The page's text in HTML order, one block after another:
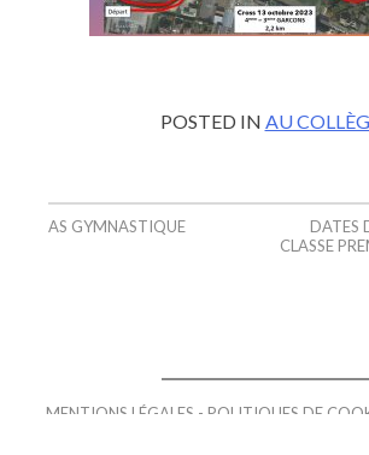
POSTED IN AU
DATES
CLASSE
AS GYMNASTIQUE
MENTIONS LÉGALES POLITIQUES DE